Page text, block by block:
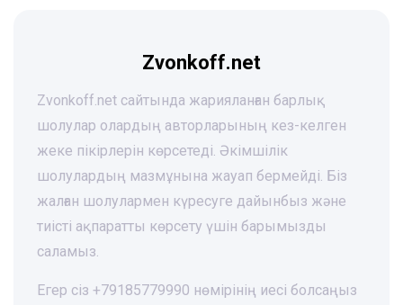
Zvonkoff.net
Zvonkoff.net сайтында жарияланған барлық
шолулар олардың авторларының кез-келген
жеке пікірлерін көрсетеді. Әкімшілік
шолулардың мазмұнына жауап бермейді. Біз
жалған шолулармен күресуге дайынбыз және
тиісті ақпаратты көрсету үшін барымызды
саламыз.
Егер сіз +79185779990 нөмірінің иесі болсаңыз